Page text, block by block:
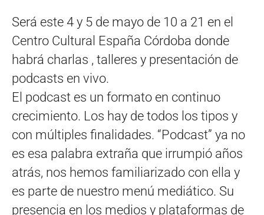
Será este 4 y 5 de mayo de 10 a 21 en el
Centro Cultural España Córdoba donde
habrá charlas , talleres y presentación de
podcasts en vivo.
El podcast es un formato en continuo
crecimiento. Los hay de todos los tipos y
con múltiples finalidades. “Podcast” ya no
es esa palabra extraña que irrumpió años
atrás, nos hemos familiarizado con ella y
es parte de nuestro menú mediático. Su
presencia en los medios y plataformas de